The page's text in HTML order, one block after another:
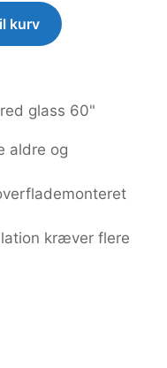
kurv
glass 60"
aldre og
kræver flere